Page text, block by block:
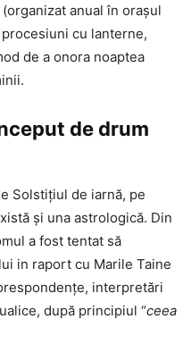
(organizat anual în orașul
cu lanterne,
de a onora noaptea
de drum
Solstiţiul de iarnă, pe
şi una astrologică. Din
a fost tentat să
in raport cu Marile Taine
interpretări
după principiul “ceea